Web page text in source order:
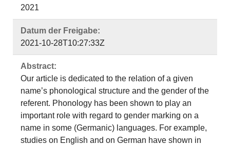
2021
Datum der Freigabe:
2021-10-28T10:27:33Z
Abstract:
Our article is dedicated to the relation of a given
name’s phonological structure and the gender of the
referent. Phonology has been shown to play an
important role with regard to gender marking on a
name in some (Germanic) languages. For example,
studies on English and on German have shown in